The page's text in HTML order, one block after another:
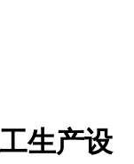
生产设